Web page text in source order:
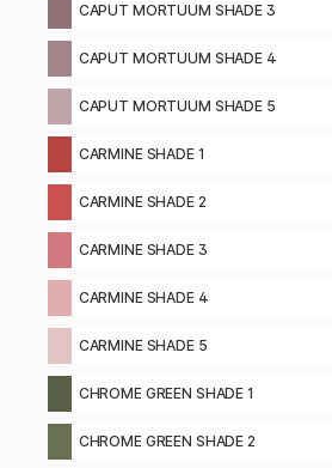
CAPUT MORTUUM SHADE 3
CAPUT MORTUUM SHADE 4
CAPUT MORTUUM SHADE 5
CARMINE SHADE 1
CARMINE SHADE 2
CARMINE SHADE 3
CARMINE SHADE 4
CARMINE SHADE 5
CHROME GREEN SHADE 1
CHROME GREEN SHADE 2